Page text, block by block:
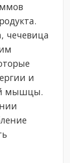
чечевица
и
мышцы.